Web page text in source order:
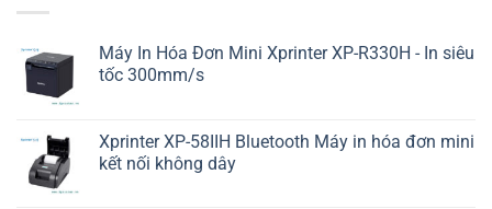
Máy In Hóa Đơn Mini Xprinter XP-R330H - In siêu
tốc 300mm/s
Xprinter XP-58IIH Bluetooth Máy in hóa đơn mini
kết nối không dây